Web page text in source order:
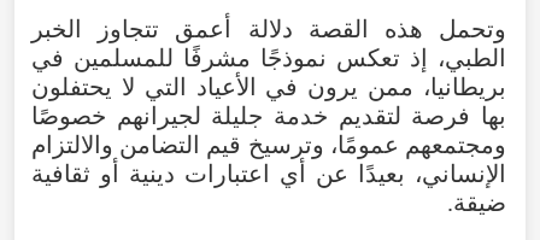
وتحمل هذه القصة دلالة أعمق تتجاوز الخبر
الطبي، إذ تعكس نموذجًا مشرفًا للمسلمين في
بريطانيا، ممن يرون في الأعياد التي لا يحتفلون
بها فرصة لتقديم خدمة جليلة لجيرانهم خصوصًا
ومجتمعهم عمومًا، وترسيخ قيم التضامن والالتزام
الإنساني، بعيدًا عن أي اعتبارات دينية أو ثقافية
ضيقة.